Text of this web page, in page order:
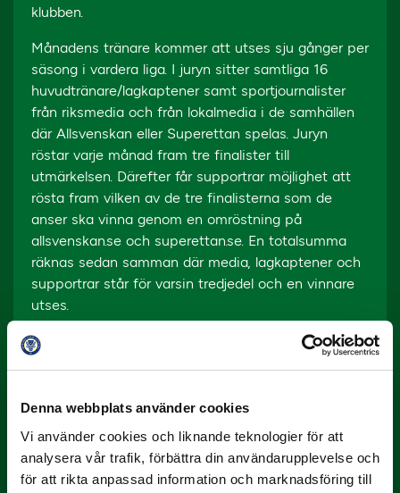
Denna webbplats använder cookies
Vi använder cookies och liknande teknologier för att
analysera vår trafik, förbättra din användarupplevelse och
för att rikta anpassad information och marknadsföring till
klubben.
Månadens tränare kommer att utses sju gånger per
säsong i vardera liga. I juryn sitter samtliga 16
huvudtränare/lagkaptener samt sportjournalister
från riksmedia och från lokalmedia i de samhällen
där Allsvenskan eller Superettan spelas. Juryn
röstar varje månad fram tre finalister till
utmärkelsen. Därefter får supportrar möjlighet att
rösta fram vilken av de tre finalisterna som de
anser ska vinna genom en omröstning på
allsvenskan.se och superettan.se. En totalsumma
räknas sedan samman där media, lagkaptener och
supportrar står för varsin tredjedel och en vinnare
utses.